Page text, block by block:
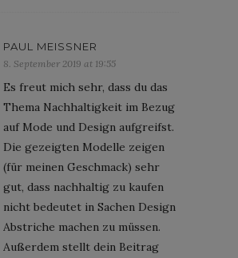
PAUL MEISSNER
8. September 2019 at 19:55
Es freut mich sehr, dass du das
Thema Nachhaltigkeit im Bezug
auf Mode und Design aufgreifst.
Die gezeigten Modelle zeigen
(für meinen Geschmack) sehr
gut, dass nachhaltig zu kaufen
nicht bedeutet in Sachen Design
Abstriche machen zu müssen.
Außerdem stellt dein Beitrag